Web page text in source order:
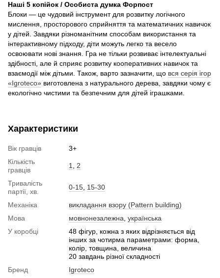
Наші 5 копійок / Особиста думка Форпост
Блоки — це чудовий інструмент для розвитку логічного
мислення, просторового сприйняття та математичних навичок
у дітей. Завдяки різноманітним способам використання та
інтерактивному підходу, діти можуть легко та весело
освоювати нові знання. Гра не тільки розвиває інтелектуальні
здібності, але й сприяє розвитку кооперативних навичок та
взаємодії між дітьми. Також, варто зазначити, що вся серія ігор
«Igroteco» виготовлена з натурального дерева, завдяки чому є
екологічно чистими та безпечним для дітей іграшками.
Характеристики
Вік гравців
3+
Кількість
гравців
1 2
Тривалість
партії, хв.
0-15 15-30
Механіка
викладання взору (Pattern building)
Мова
мовнонезалежна українська
У коробці
48 фігур, кожна з яких відрізняється від
інших за чотирма параметрами: форма,
колір, товщина, величина
20 завдань різної складності
Бренд
Igroteco